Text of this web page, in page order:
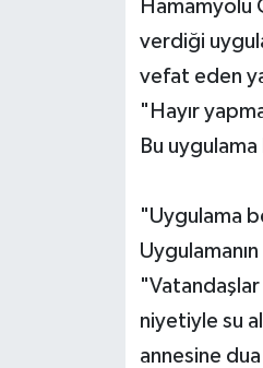
Hamamyolu
verdiği
vefat eden
"Hayır
Bu
"Uygulama
"Vatandaşlar
niyetiyle su
annesine